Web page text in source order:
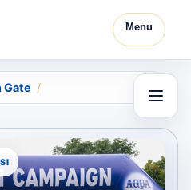
Menu
Gate